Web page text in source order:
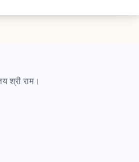
श्री राम।